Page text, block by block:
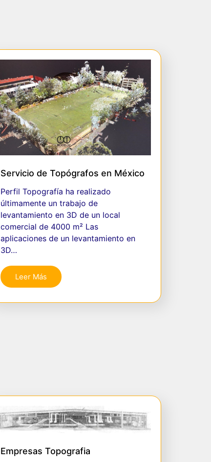
Servicio de Topógrafos en México
Perfil Topografía ha realizado
últimamente un trabajo de
levantamiento en 3D de un local
comercial de 4000 m² Las
aplicaciones de un levantamiento en
3D…
Leer Más
Empresas Topografia